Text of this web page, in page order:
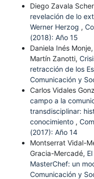
Diego Zavala
revelación de lo
Werner Herzog ,
(2018): Año 15
Daniela Inés
Martín Zanotti,
retracción de los
Comunicación y
Carlos Vidales
campo a la
transdisciplinar:
conocimiento ,
(2017): Año 14
Montserrat Vidal-
Gracia-Mercadé,
MasterChef: un
Comunicación y